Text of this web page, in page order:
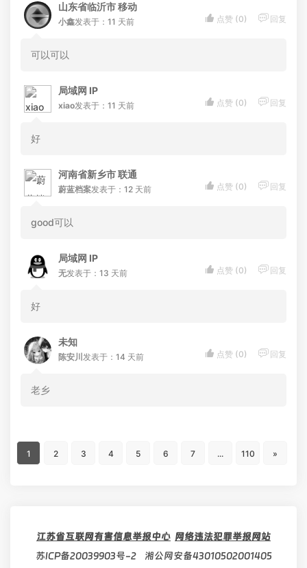
山东省临沂市 移动
小鑫发表于：11 天前
可以可以
 点赞 (0)  回复
局域网 IP
xiao发表于：11 天前
好
 点赞 (0)  回复
河南省新乡市 联通
蔚蓝档案发表于：12 天前
good可以
 点赞 (0)  回复
局域网 IP
无发表于：13 天前
好
 点赞 (0)  回复
未知
陈安川 发表于：14 天前
老乡
 点赞 (0)  回复
1 2 3 4 5 6 7 ... 110 »
江苏省互联网有害信息举报中心 网络违法犯罪举报网站
苏ICP备20039903号-2
湘公网安备43010502001405